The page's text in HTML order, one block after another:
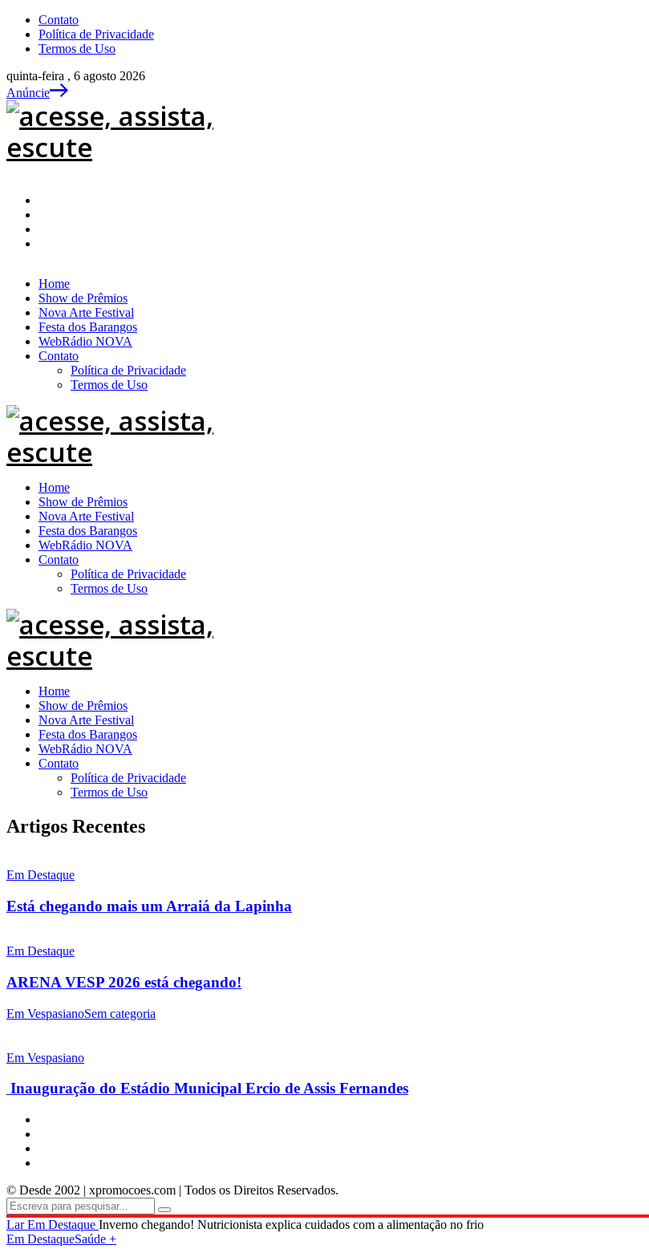
Contato
Política de Privacidade
Termos de Uso
quinta-feira , 6 agosto 2026
Anúncie
Home
Show de Prêmios
Nova Arte Festival
Festa dos Barangos
WebRádio NOVA
Contato
Política de Privacidade
Termos de Uso
Home
Show de Prêmios
Nova Arte Festival
Festa dos Barangos
WebRádio NOVA
Contato
Política de Privacidade
Termos de Uso
Home
Show de Prêmios
Nova Arte Festival
Festa dos Barangos
WebRádio NOVA
Contato
Política de Privacidade
Termos de Uso
Artigos Recentes
Em Destaque
Está chegando mais um Arraiá da Lapinha
Em Destaque
ARENA VESP 2026 está chegando!
Em VespasianoSem categoria
Em Vespasiano
Inauguração do Estádio Municipal Ercio de Assis Fernandes
© Desde 2002 | xpromocoes.com | Todos os Direitos Reservados.
LarEm Destaque Inverno chegando! Nutricionista explica cuidados com a alimentação no frio
Em DestaqueSaúde +